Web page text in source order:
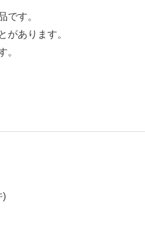
す。
あります。
)